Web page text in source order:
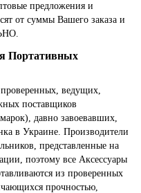
предложения и
от суммы Вашего заказа и
Портативных
ведущих,
поставщиков
давно завоевавших,
в Украине. Производители
представленные на
поэтому все Аксессуары
из проверенных
прочностью,